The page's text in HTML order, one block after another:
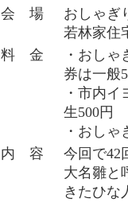
会 場
おしゃぎ
若林家住
料 金
・おし
券は一般
・市内
生500円
・おし
内 容
今回で42
大名雛と
きたひな